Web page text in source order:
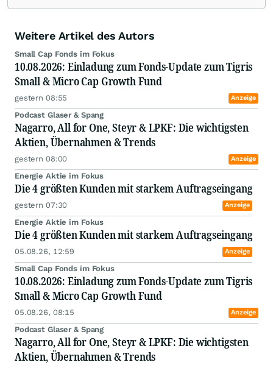
Growth Fund eine Fondslösung aufgesetzt, die
die Strategie fortgesetzt hat. Lukas Spang sucht
wachstumsstarke, profitable und Cashflow-
starke Unternehmen, die ein Asset-light
Geschäftsmodell aufweisen und daher attraktive
erzielen können.
Weitere Artikel des Autors
Small Cap Fonds im Fokus
10.08.2026: Einladung zum Fonds-Update zum Tigris
Small & Micro Cap Growth Fund
gestern 08:55 Anzeige
Podcast Glaser & Spang
Nagarro, All for One, Steyr & LPKF: Die wichtigsten
Aktien, Übernahmen & Trends
gestern 08:00 Anzeige
Energie Aktie im Fokus
Die 4 größten Kunden mit starkem Auftragseingang
gestern 07:30 Anzeige
Energie Aktie im Fokus
Die 4 größten Kunden mit starkem Auftragseingang
05.08.26, 12:59 Anzeige
Small Cap Fonds im Fokus
10.08.2026: Einladung zum Fonds-Update zum Tigris
Small & Micro Cap Growth Fund
05.08.26, 08:15 Anzeige
Podcast Glaser & Spang
Nagarro, All for One, Steyr & LPKF: Die wichtigsten
Aktien, Übernahmen & Trends